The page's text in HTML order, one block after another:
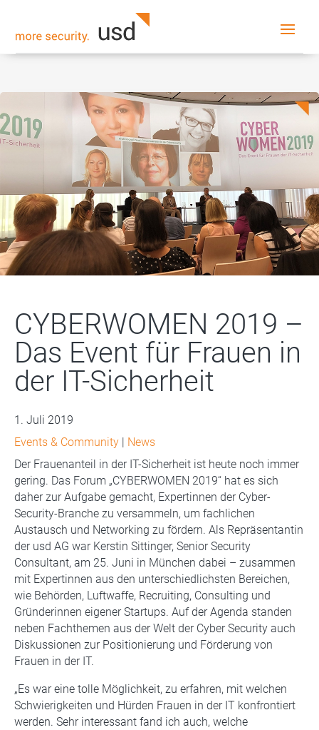
CYBERWOMEN 2019 –
Das Event für Frauen in
der IT-Sicherheit
1. Juli 2019
Events & Community
News
Der Frauenanteil in der IT-Sicherheit ist heute noch immer
gering. Das Forum „CYBERWOMEN 2019“ hat es sich
daher zur Aufgabe gemacht, Expertinnen der Cyber-
Security-Branche zu versammeln, um fachlichen
Austausch und Networking zu fördern. Als Repräsentantin
der usd AG war Kerstin Sittinger, Senior Security
Consultant, am 25. Juni in München dabei – zusammen
mit Expertinnen aus den unterschiedlichsten Bereichen,
wie Behörden, Luftwaffe, Recruiting, Consulting und
Gründerinnen eigener Startups. Auf der Agenda standen
neben Fachthemen aus der Welt der Cyber Security auch
Diskussionen zur Positionierung und Förderung von
Frauen in der IT.
„Es war eine tolle Möglichkeit, zu erfahren, mit welchen
Schwierigkeiten und Hürden Frauen in der IT konfrontiert
werden. Sehr interessant fand ich auch, welche